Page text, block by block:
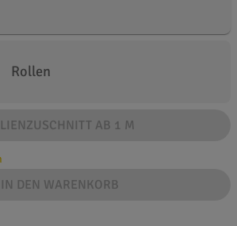
Rollen
AB 1 M
IN DEN WARENKORB